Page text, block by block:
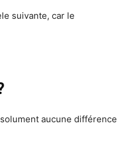
suivante, car le
aucune différence